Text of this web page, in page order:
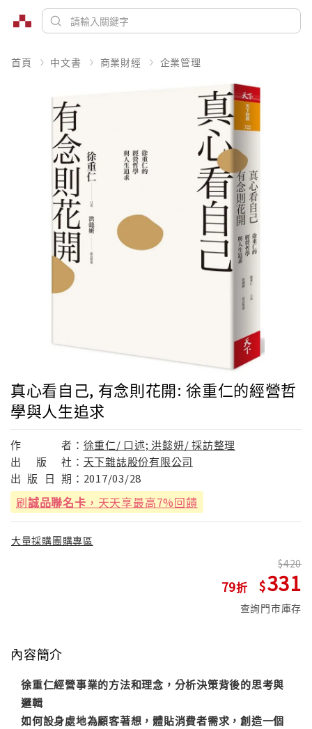
首頁 中文書 商業財經 企業管理
真心看自己, 有念則花開: 徐重仁的經營哲
學與人生追求
作 者： 徐重仁/ 口述; 洪懿妍/ 採訪整理
出
版 社： 天下雜誌股份有限公司
出 版 日 期： 2017/03/28
刷誠品聯名卡 ，天天享最高7%回饋
大量採購團購專區
79
420
331
查詢門市庫存
內容簡介
徐重仁經營事業的方法和理念，分析決策背後的思考與
邏輯
如何設身處地為顧客著想，體貼消費者需求，創造一個